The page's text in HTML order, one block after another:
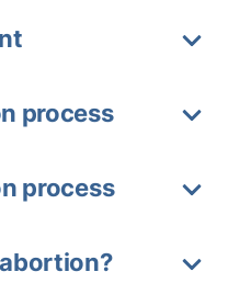
process
process